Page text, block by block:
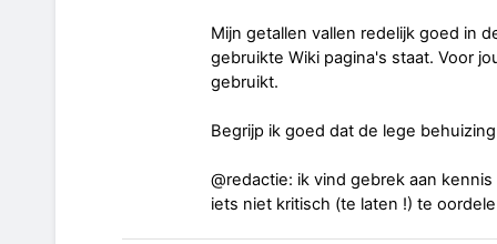
Mijn getallen vallen redelijk goed in
gebruikte Wiki pagina's staat. Voor
gebruikt.
Begrijp ik goed dat de lege
@redactie: ik vind gebrek aan
iets niet kritisch (te laten !) te